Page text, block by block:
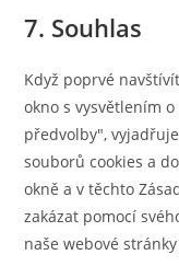
7. Souhlas
Když poprvé
okno s vysvětlením
předvolby",
souborů cookies a
okně a v těchto
zakázat pomocí
naše webové